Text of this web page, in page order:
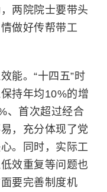
两院院士要带头
做好传帮带工
。“十四五”时
持年均10%的增
、首次超过经合
，充分体现了党
。同时，实际工
效重复等问题也
要完善制度机